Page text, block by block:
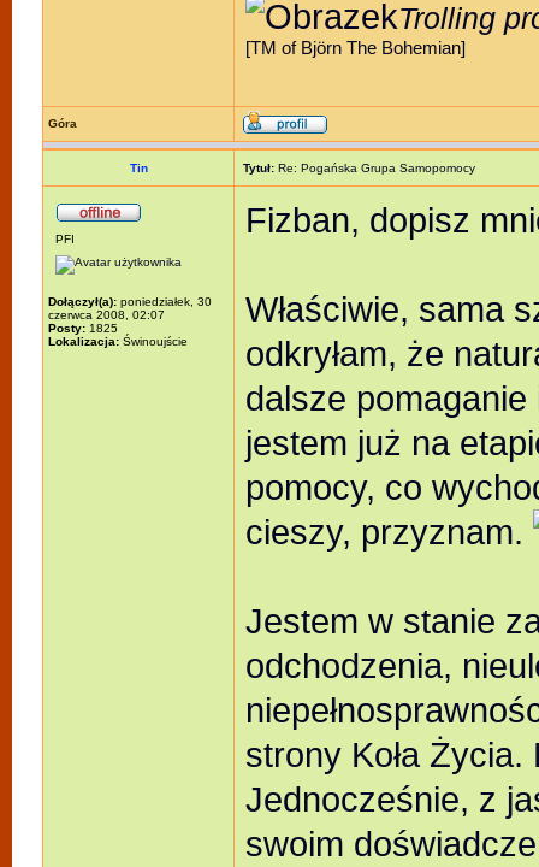
Trolling
[TM of Björn The Bohemian]
Góra
Tin Tytuł: Re: Pogańska Grupa Samopomocy
PFI
Dołączył(a): poniedziałek, 30
czerwca 2008, 02:07
Posty: 1825
Lokalizacja: Świnoujście
Fizban, dopisz
Właściwie, sama
odkryłam, że
dalsze
jestem już na
pomocy, co
cieszy, przyznam.
Jestem w stanie
odchodzenia,
strony Koła
Jednocześnie, z
swoim